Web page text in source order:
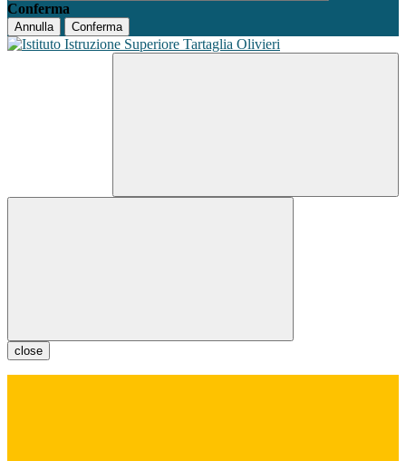
Conferma
Annulla Conferma
close